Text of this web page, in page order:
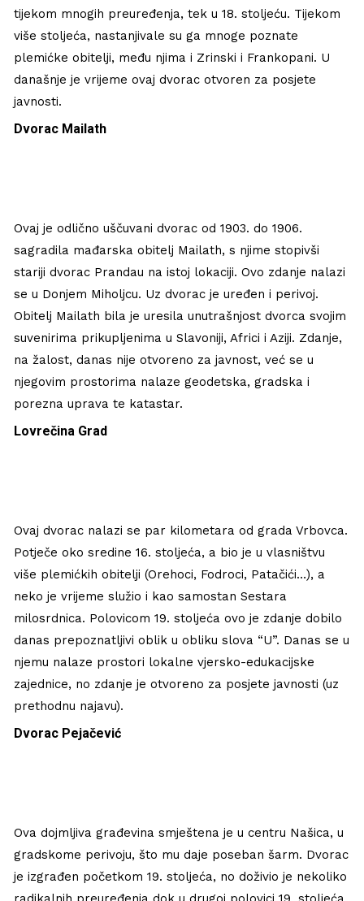
tijekom mnogih preuređenja, tek u 18. stoljeću. Tijekom
više stoljeća, nastanjivale su ga mnoge poznate
plemićke obitelji, među njima i Zrinski i Frankopani. U
današnje je vrijeme ovaj dvorac otvoren za posjete
javnosti.
Dvorac Mailath
Ovaj je odlično uščuvani dvorac od 1903. do 1906.
sagradila mađarska obitelj Mailath, s njime stopivši
stariji dvorac Prandau na istoj lokaciji. Ovo zdanje nalazi
se u Donjem Miholjcu. Uz dvorac je uređen i perivoj.
Obitelj Mailath bila je uresila unutrašnjost dvorca svojim
suvenirima prikupljenima u Slavoniji, Africi i Aziji. Zdanje,
na žalost, danas nije otvoreno za javnost, već se u
njegovim prostorima nalaze geodetska, gradska i
porezna uprava te katastar.
Lovrečina Grad
Ovaj dvorac nalazi se par kilometara od grada Vrbovca.
Potječe oko sredine 16. stoljeća, a bio je u vlasništvu
više plemićkih obitelji (Orehoci, Fodroci, Patačići…), a
neko je vrijeme služio i kao samostan Sestara
milosrdnica. Polovicom 19. stoljeća ovo je zdanje dobilo
danas prepoznatljivi oblik u obliku slova “U”. Danas se u
njemu nalaze prostori lokalne vjersko-edukacijske
zajednice, no zdanje je otvoreno za posjete javnosti (uz
prethodnu najavu).
Dvorac Pejačević
Ova dojmljiva građevina smještena je u centru Našica, u
gradskome perivoju, što mu daje poseban šarm. Dvorac
je izgrađen početkom 19. stoljeća, no doživio je nekoliko